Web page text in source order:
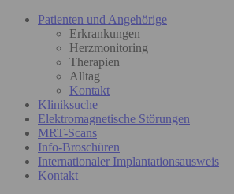
Patienten und Angehörige
Erkrankungen
Herzmonitoring
Therapien
Alltag
Kontakt
Kliniksuche
Elektromagnetische Störungen
MRT-Scans
Info-Broschüren
Internationaler Implantationsausweis
Kontakt